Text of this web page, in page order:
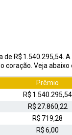
R$
Veja abaixo
Prêmio
R$ 1.540.295,54
R$ 27.860,22
R$ 719,28
R$ 6,00